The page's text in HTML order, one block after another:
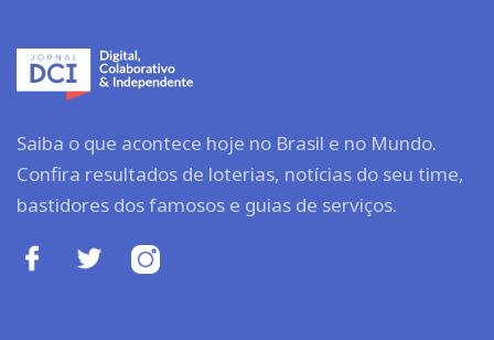
Saiba o que acontece hoje no Brasil e no Mundo.
Confira resultados de loterias, notícias do seu time,
bastidores dos famosos e guias de serviços.